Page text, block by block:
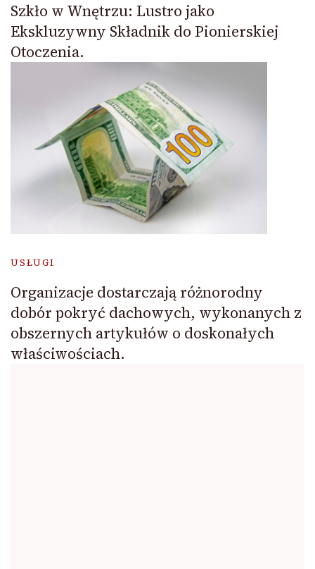
Szkło w Wnętrzu: Lustro jako
Ekskluzywny Składnik do Pionierskiej
Otoczenia.
USŁUGI
Organizacje dostarczają różnorodny
dobór pokryć dachowych, wykonanych z
obszernych artykułów o doskonałych
właściwościach.